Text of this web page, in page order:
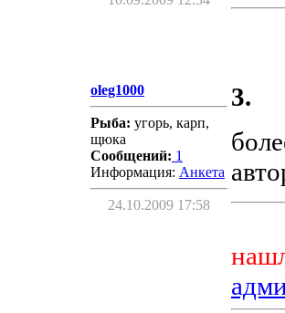
oleg1000
Рыба: угорь, карп,
щюка
Сообщений: 1
Информация: Aнкета
24.10.2009 17:58
3.